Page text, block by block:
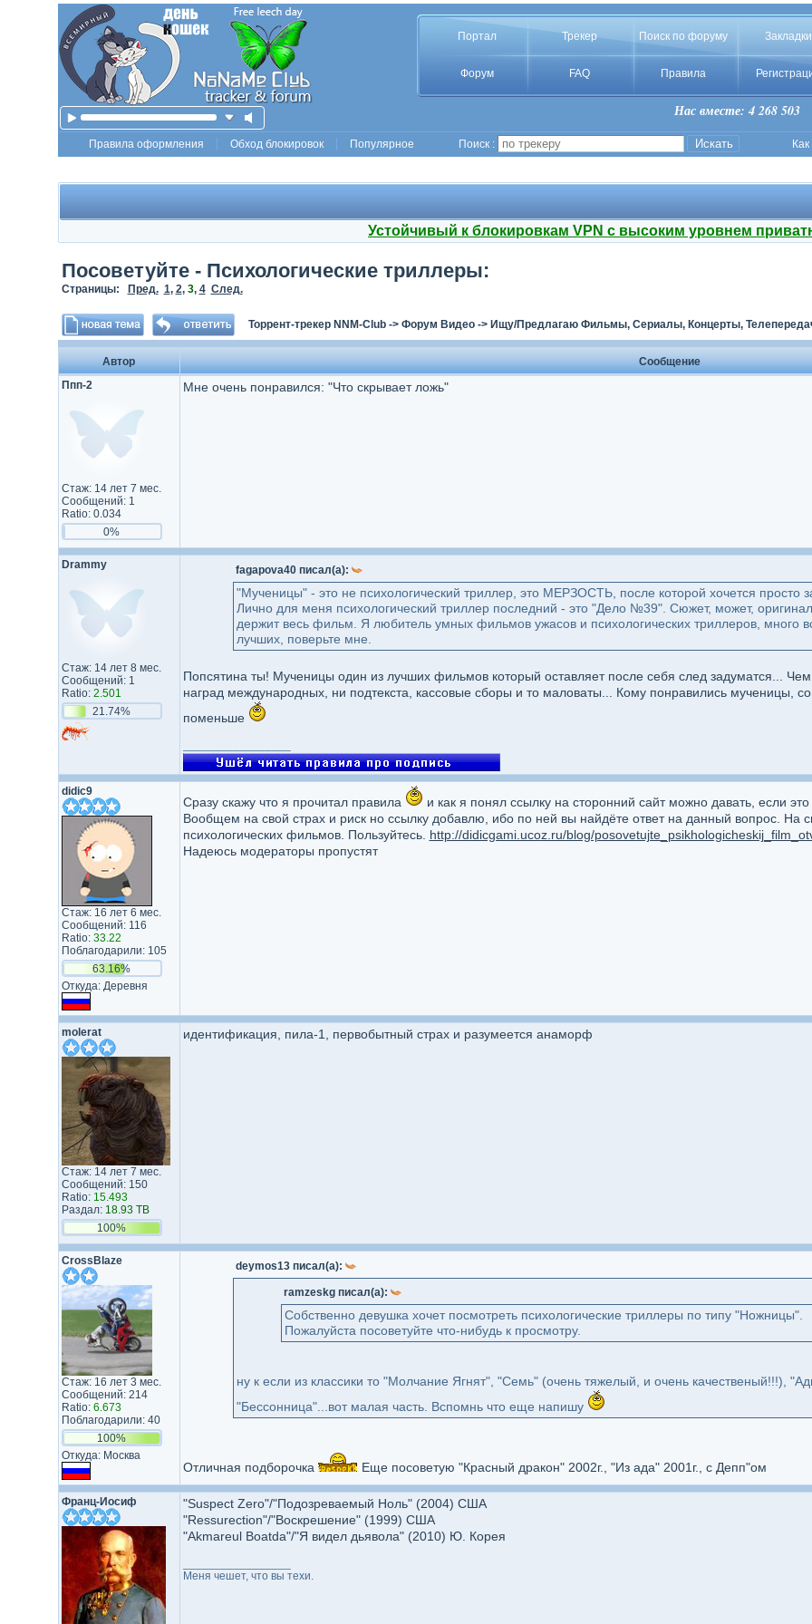
Портал Трекер Поиск по форуму Закладки
Форум FAQ Правила
Нас вместе: 4 268 503
Правила оформления Обход блокировок Популярное Поиск :
Устойчивый к блокировкам VPN с высоким уровнем
Посоветуйте - Психологические триллеры:
Страницы: Пред. 1, 2, 3, 4 След.
Торрент-трекер NNM-Club-> Форум Видео-> Ищу/Предлагаю Фильмы, Сериалы, Концерты,
Автор
Сообщение
Ппп-2
Стаж: 14 лет 7 мес.
Сообщений: 1
Ratio: 0.034
0%
Мне очень понравился: "Что скрывает ложь"
Drammy
Стаж: 14 лет 8 мес.
Сообщений: 1
Ratio: 2.501
21.74%
fagapova40 писал(а):
"Мученицы" - это не психологический триллер, это МЕРЗОСТЬ, после которой хочется просто
Лично для меня психологический триллер последний - это "Дело №39". Сюжет, может,
держит весь фильм. Я любитель умных фильмов ужасов и психологических триллеров, много
лучших, поверьте мне.
Попсятина ты! Мученицы один из лучших фильмов который оставляет после себя след задуматся...
наград международных, ни подтекста, кассовые сборы и то маловаты... Кому понравились мученицы,
поменьше
didic9
Стаж: 16 лет 6 мес.
Сообщений: 116
Ratio: 33.22
Поблагодарили: 105
63.16%
Откуда: Деревня
Сразу скажу что я прочитал правила
и как я понял ссылку на сторонний сайт можно давать, если
Вообщем на свой страх и риск но ссылку добавлю, ибо по ней вы найдёте ответ на данный вопрос. На
психологических фильмов. Пользуйтесь. http://didicgami.ucoz.ru/blog/
Надеюсь модераторы пропустят
molerat
Стаж: 14 лет 7 мес.
Сообщений: 150
Ratio: 15.493
Раздал: 18.93 TB
100%
идентификация, пила-1, первобытный страх и разумеется анаморф
CrossBlaze
Стаж: 16 лет 3 мес.
Сообщений: 214
Ratio: 6.673
Поблагодарили: 40
100%
Откуда: Москва
deymos13 писал(а):
ramzeskg писал(а):
Собственно девушка хочет посмотреть психологические триллеры по типу "Ножницы".
Пожалуйста посоветуйте что-нибудь к просмотру.
ну к если из классики то "Молчание Ягнят", "Семь" (очень тяжелый, и очень качественый!!!),
"Бессонница"...вот малая часть. Вспомнь что еще напишу
Отличная подборочка Еще посоветую "Красный дракон" 2002г., "Из ада" 2001г., с Депп"ом
Франц-Иосиф
"Suspect Zero"/"Подозреваемый Ноль" (2004) США
"Ressurection"/"Воскрешение" (1999) США
"Akmareul Boatda"/"Я видел дьявола" (2010) Ю. Корея
Меня чешет, что вы техи.